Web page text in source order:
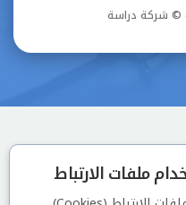
© شركة دراسة
ملفات الارتباط